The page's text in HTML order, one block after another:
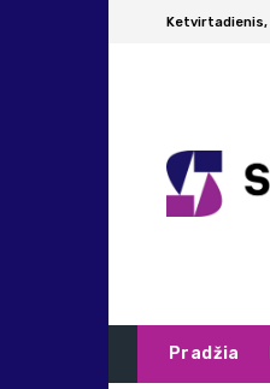
Ketvirtadienis,
Pradžia